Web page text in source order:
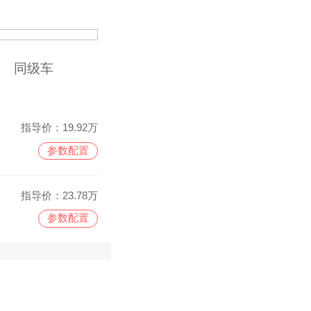
同级车
指导价： 19.92万
参数配置
指导价： 23.78万
参数配置